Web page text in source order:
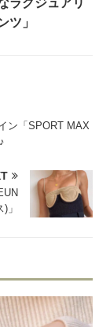
ラグジュアリ
ツ」
ン「SPORT MAX
」